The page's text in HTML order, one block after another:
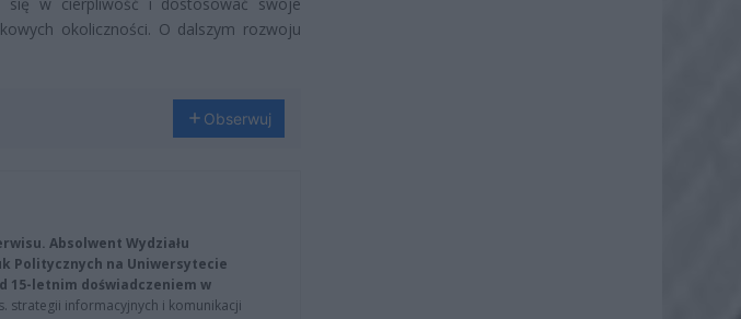
okoliczności. O dalszym rozwoju
Obserwuj
Absolwent Wydziału
Politycznych na Uniwersytecie
15-letnim doświadczeniem w
strategii informacyjnych i komunikacji